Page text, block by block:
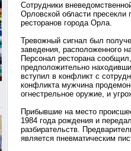
Сотрудники
Орловской области пресекли
ресторанов города Орла.
Тревожный сигнал был
заведения, расположенного
Персонал ресторана
предположительно
вступил в конфликт с
конфликта мужчина
огнестрельное оружие, и
Прибывшие на место
1984 года рождения и
разбирательств.
является пневматическим